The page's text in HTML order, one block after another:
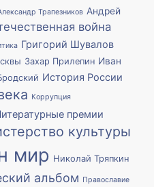
Трапезников Андрей
война
Григорий Шувалов
Захар Прилепин Иван
История России
Коррупция
премии
культуры
мир Николай Тряпкин
альбом Православие